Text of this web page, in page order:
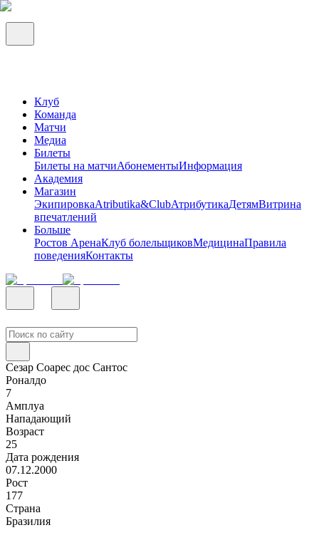
Клуб
Команда
Матчи
Медиа
Билеты
Билеты на матчиАбонементыИнформация
Академия
Магазин
ЭкипировкаAtributika&ClubАтрибутикаДетямВитрина
впечатлений
Больше
Ростов АренаКлуб болельщиковМедицинаПравила
поведенияКонтакты
Сезар Соарес дос Сантос
Роналдо
7
Амплуа
Нападающий
Возраст
25
Дата рождения
07.12.2000
Рост
177
Страна
Бразилия